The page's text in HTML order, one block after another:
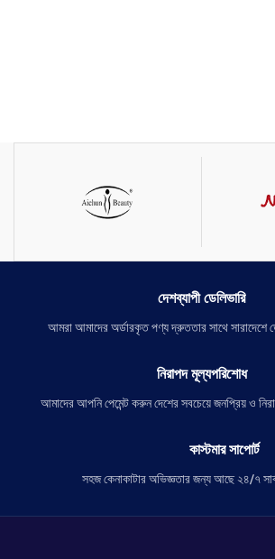
দেশব্যাপী ডেলিভারি
আমরা আমাদের অর্ডারকৃত পণ্য দ্রুততার সাথে সারাদেশে
নিরাপদ মূল্যপরিশোধ
আমাদের আপনি পেমেন্ট করুন দেশের সবচেয়ে জনপ্রিয় ও
কাস্টমার সাপোর্ট
সহজ কেনাকাটার অভিজ্ঞতার জন্য আছে ২৪/৭